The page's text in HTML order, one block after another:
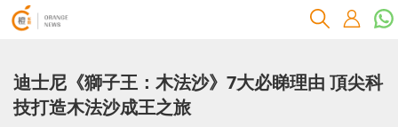
迪士尼《獅子王：木法沙》7大必睇理由 頂尖科
技打造木法沙成王之旅